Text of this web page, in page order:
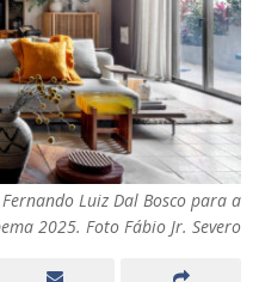
Luiz Dal Bosco para a
2025. Foto Fábio Jr. Severo